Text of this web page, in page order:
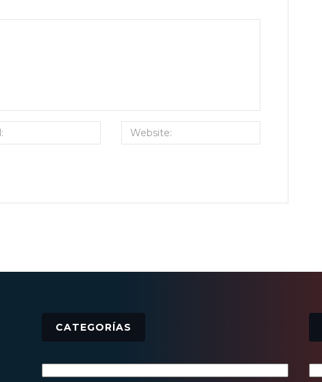
CATEGORÍAS